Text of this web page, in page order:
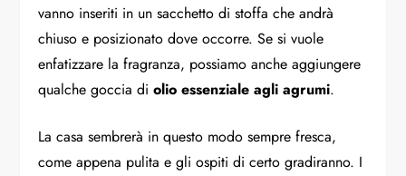
vanno inseriti in un sacchetto di stoffa che andrà
chiuso e posizionato dove occorre. Se si vuole
enfatizzare la fragranza, possiamo anche aggiungere
qualche goccia diolio essenziale agli agrumi.
La casa sembrerà in questo modo sempre fresca,
come appena pulita e gli ospiti di certo gradiranno. I